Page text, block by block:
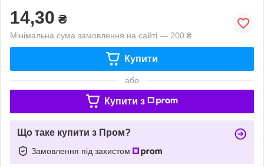
14,30 ₴
Мінімальна сума замовлення на сайті — 200 ₴
Купити
або
Купити з
Що таке купити з Пром?
Замовлення під захистом